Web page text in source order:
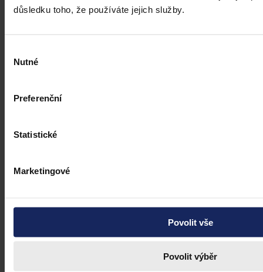
důsledku toho, že používáte jejich služby.
souhlasu
Nutné
Preferenční
Statistické
Marketingové
Povolit vše
Povolit výběr